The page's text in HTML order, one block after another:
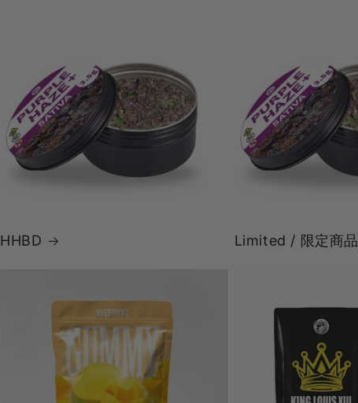
HHBD Limited / 限定商品